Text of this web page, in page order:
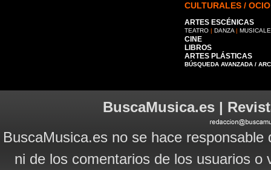
CULTURALES / OCIO
ARTES ESCÉNICAS
TEATRO | DANZA |
CINE
LIBROS
ARTES PLÁSTICAS
BÚSQUEDA AVANZADA /
BuscaMusica.es |
BuscaMusica.es no se hace
ni de los comentarios de los usuarios